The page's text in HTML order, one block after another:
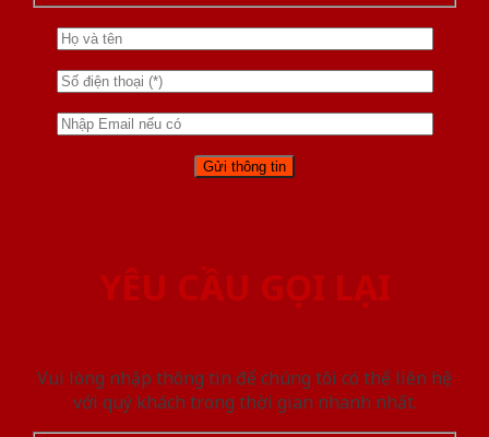
YÊU CẦU GỌI LẠI
Vui lòng nhập thông tin để chúng tôi có thể liên hệ
với quý khách trong thời gian nhanh nhất.